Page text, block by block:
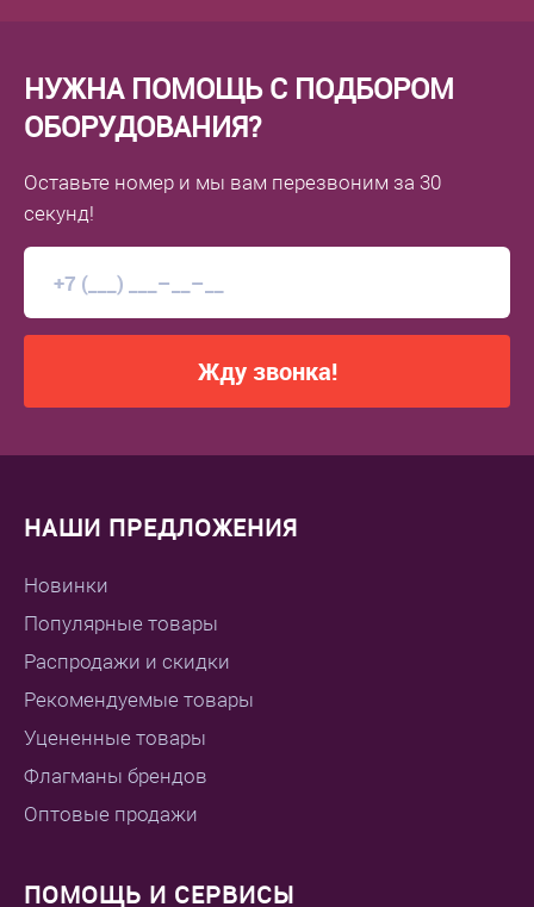
НУЖНА ПОМОЩЬ С ПОДБОРОМ
ОБОРУДОВАНИЯ?
Оставьте номер и мы вам перезвоним за 30
секунд!
Жду звонка!
НАШИ ПРЕДЛОЖЕНИЯ
Новинки
Популярные товары
Распродажи и скидки
Рекомендуемые товары
Уцененные товары
Флагманы брендов
Оптовые продажи
ПОМОЩЬ И СЕРВИСЫ